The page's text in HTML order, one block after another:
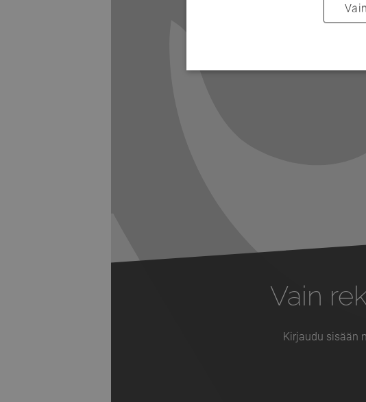
Vain
Kirjaudu sisään